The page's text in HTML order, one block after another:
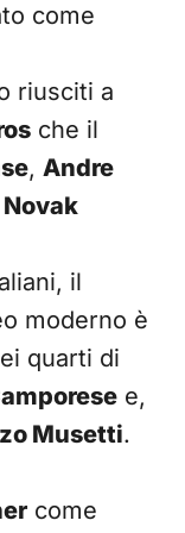
come
riusciti a
che il
, Andre
Novak
il
moderno è
quarti di
e,
Musetti.
come